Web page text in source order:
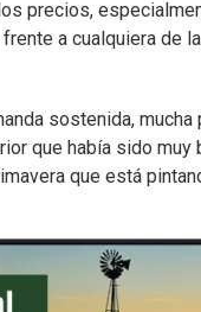
precios,
a cualquiera de
sostenida,
que había sido muy
que está